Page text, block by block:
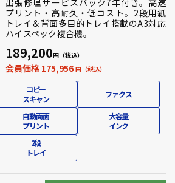
出張修理サービスパック7年付き。高速
プリント・高耐久・低コスト。2段用紙
トレイ＆背面多目的トレイ搭載のA3対応
ハイスペック複合機。
189,200
会員価格 175,956
コピー
スキャン
ファクス
自動両面
プリント
大容量
インク
2段
トレイ